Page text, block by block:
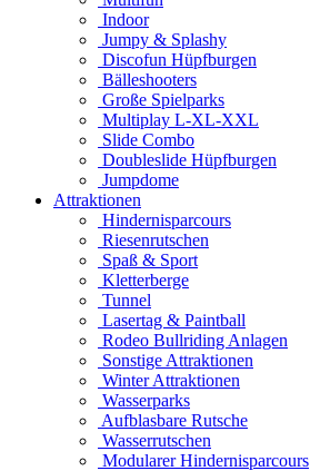
Indoor
Jumpy & Splashy
Discofun Hüpfburgen
Bälleshooters
Große Spielparks
Multiplay L-XL-XXL
Slide Combo
Doubleslide Hüpfburgen
Jumpdome
Attraktionen
Hindernisparcours
Riesenrutschen
Spaß & Sport
Kletterberge
Tunnel
Lasertag & Paintball
Rodeo Bullriding Anlagen
Sonstige Attraktionen
Winter Attraktionen
Wasserparks
Aufblasbare Rutsche
Wasserrutschen
Modularer Hindernisparcours